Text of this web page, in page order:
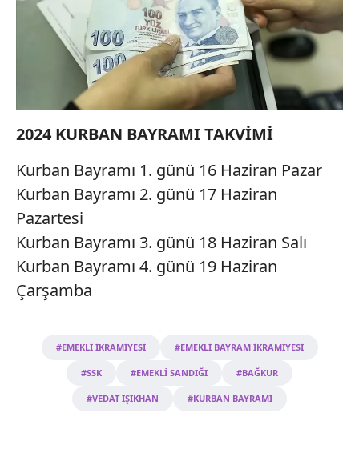
2024 KURBAN BAYRAMI TAKVİMİ
Kurban Bayramı 1. günü 16 Haziran Pazar
Kurban Bayramı 2. günü 17 Haziran
Pazartesi
Kurban Bayramı 3. günü 18 Haziran Salı
Kurban Bayramı 4. günü 19 Haziran
Çarşamba
#EMEKLİ İKRAMİYESİ #EMEKLİ BAYRAM İKRAMİYESİ
#SSK #EMEKLİ SANDIĞI #BAĞKUR
#VEDAT IŞIKHAN #KURBAN BAYRAMI